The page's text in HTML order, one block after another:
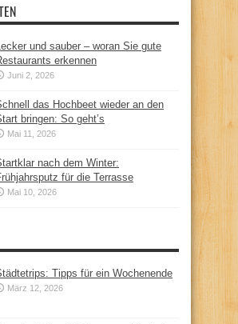
und sauber – woran Sie gute
erkennen
Juni 2, 2026
das Hochbeet wieder an den
bringen: So geht’s
Mai 11, 2026
nach dem Winter:
für die Terrasse
Mai 10, 2026
Tipps für ein Wochenende
März 12, 2026